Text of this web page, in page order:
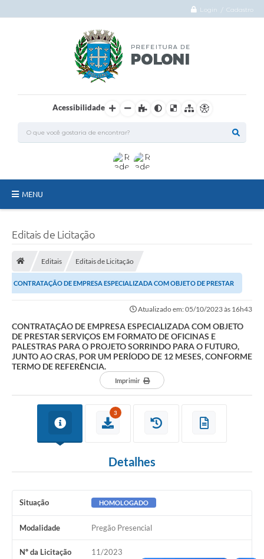
Login / Cadastro
Acessibilidade
MENU
Transparência
Obras
Notícias
Carta de Serviços
Ouvidoria
Editais de Licitação
Editais Editais de Licitação
CONTRATAÇÃO DE EMPRESA ESPECIALIZADA COM OBJETO DE PRESTAR
SERVIÇOS EM FORMATO DE OFICINAS E PALESTRAS PARA O...
Atualizado em: 05/10/2023 às 16h43
CONTRATAÇÃO DE EMPRESA ESPECIALIZADA COM OBJETO
DE PRESTAR SERVIÇOS EM FORMATO DE OFICINAS E
PALESTRAS PARA O PROJETO SORRINDO PARA O FUTURO,
JUNTO AO CRAS, POR UM PERÍODO DE 12 MESES, CONFORME
TERMO DE REFERÊNCIA.
Imprimir
3
Detalhes
Situação HOMOLOGADO
Modalidade Pregão Presencial
Nº da Licitação 11/2023